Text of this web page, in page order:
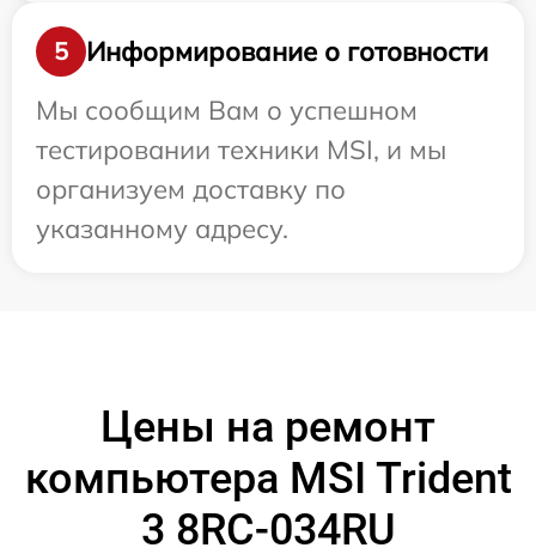
5
Информирование о готовности
Мы сообщим Вам о успешном
тестировании техники MSI, и мы
организуем доставку по
указанному адресу.
Цены на ремонт
компьютера MSI Trident
3 8RC-034RU